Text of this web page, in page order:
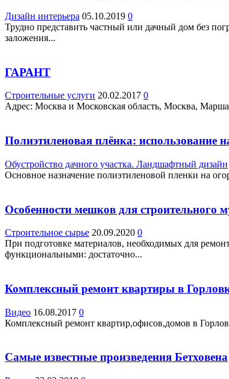
Дизайн интерьера 05.10.2019 0
Трудно представить частный или дачный дом без
заложения...
ГАРАНТ
Строительные услуги 20.02.2017 0
Адрес: Москва и Московская область, Москва,
Полиэтиленовая плёнка: использование
Обустройство дачного участка. Ландшафтный дизайн
Основное назначение полиэтиленовой пленки на
Особенности мешков для строительного
Строительное сырье 20.09.2020 0
При подготовке материалов, необходимых для
функциональными: достаточно...
Комплексный ремонт квартиры в
Видео 16.08.2017 0
Комплексный ремонт квартир,офисов,домов в
Самые известные произведения Бетховена